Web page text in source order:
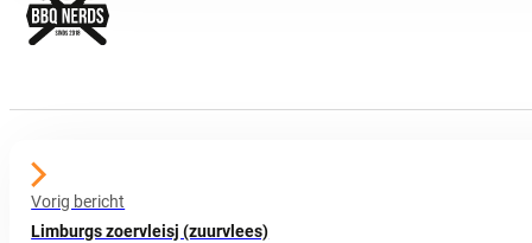
Vorig bericht
Limburgs zoervleisj (zuurvlees)